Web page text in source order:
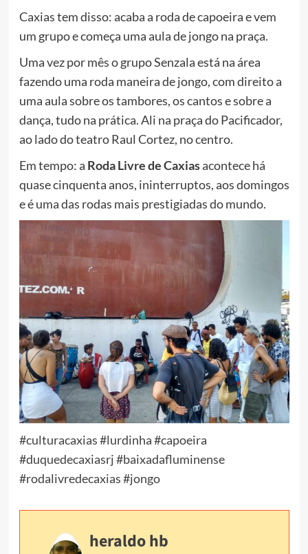
Caxias tem disso: acaba a roda de capoeira e vem
um grupo e começa uma aula de jongo na praça.
Uma vez por mês o grupo Senzala está na área
fazendo uma roda maneira de jongo, com direito a
uma aula sobre os tambores, os cantos e sobre a
dança, tudo na prática. Ali na praça do Pacificador,
ao lado do teatro Raul Cortez, no centro.
Em tempo: a Roda Livre de Caxiasacontece há
quase cinquenta anos, ininterruptos, aos domingos
e é uma das rodas mais prestigiadas do mundo.
#culturacaxias#lurdinha#capoeira
#duquedecaxiasrj#baixadafluminense
#rodalivredecaxias#jongo
heraldo hb